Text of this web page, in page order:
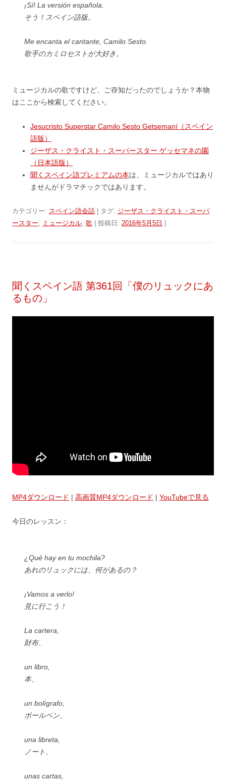
¡Sí! La versión española.
そう！スペイン語版。
Me encanta el cantante, Camilo Sesto.
歌手のカミロセストが大好き。
ミュージカルの歌ですけど、ご存知だったのでしょうか？本物
はここから検索してください。
Jesucristo Superstar Camilo Sesto Getsemaní（スペイン
語版）
ジーザス・クライスト・スーパースター ゲッセマネの園
（日本語版）
聞くスペイン語プレミアムの本は、ミュージカルではあり
ませんがドラマチックではあります。
カテゴリー: スペイン語会話 | タグ: ジーザス・クライスト・スーパ
ースター
ミュージカル 歌 | 投稿日: 2016年5月5日 |
聞くスペイン語 第361回「僕のリュックにあ
るもの」
MP4ダウンロード | 高画質MP4ダウンロード | YouTubeで見る
今日のレッスン：
¿Qué hay en tu mochila?
あれのリュックには、何があるの？
¡Vamos a verlo!
見に行こう！
La cartera,
財布、
un libro,
本、
un bolígrafo,
ボールペン、
una libreta,
ノート、
unas cartas,